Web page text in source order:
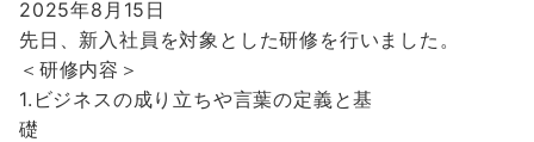
2025年8月15日
先日、新入社員を対象とした研修を行いました。
＜研修内容＞
1.ビジネスの成り立ちや言葉の定義と基